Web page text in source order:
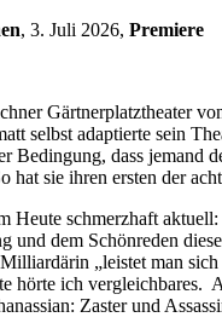
, 3. Juli 2026, Premiere
Gärtnerplatztheater
selbst adaptierte sein
Bedingung, dass jemand
hat sie ihren ersten der
Heute schmerzhaft
und dem Schönreden
„leistet man
hörte ich
Zaster und